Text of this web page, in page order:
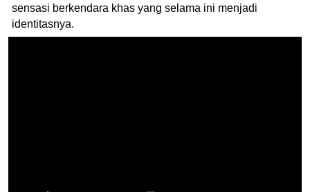
sensasi berkendara khas yang selama ini menjadi
identitasnya.